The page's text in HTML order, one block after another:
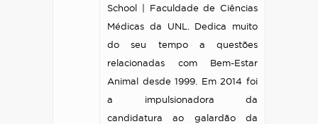
School | Faculdade de Ciências
Médicas da UNL. Dedica muito
do seu tempo a questões
relacionadas com Bem-Estar
Animal desde 1999. Em 2014 foi
a impulsionadora da
candidatura ao galardão da